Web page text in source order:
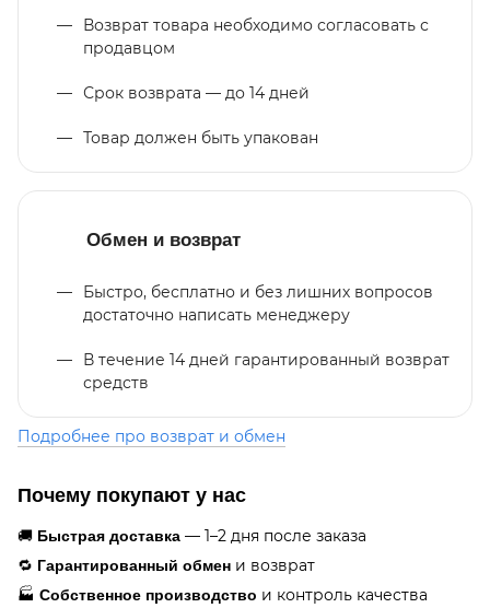
Возврат товара необходимо согласовать с
продавцом
Срок возврата — до 14 дней
Товар должен быть упакован
Обмен и возврат
Быстро, бесплатно и без лишних вопросов
достаточно написать менеджеру
В течение 14 дней гарантированный возврат
средств
Подробнее про возврат и обмен
Почему покупают у нас
🚚 Быстрая доставка — 1–2 дня после заказа
🔁 Гарантированный обмен и возврат
🏭 Собственное производство и контроль качества